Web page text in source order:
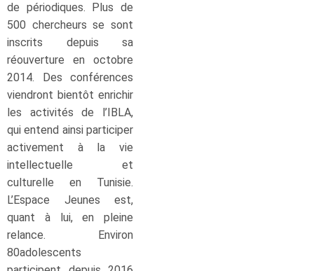
de périodiques. Plus de
500 chercheurs se sont
inscrits depuis sa
réouverture en octobre
2014. Des conférences
viendront bientôt enrichir
les activités de l’IBLA,
qui entend ainsi participer
activement à la vie
intellectuelle et
culturelle en Tunisie.
L’Espace Jeunes est,
quant à lui, en pleine
relance. Environ
80adolescents